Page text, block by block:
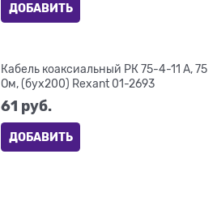
ДОБАВИТЬ
Кабель коаксиальный РК 75-4-11 А, 75
Ом, (бух200) Rexant 01-2693
61 руб.
ДОБАВИТЬ